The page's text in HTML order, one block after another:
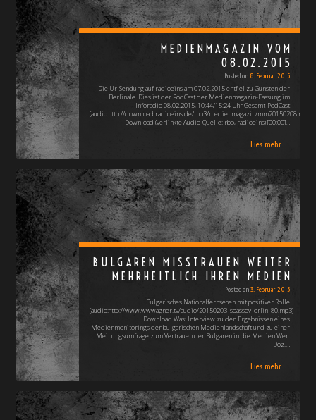
MEDIENMAGAZIN VOM
08.02.2015
Posted on 8. Februar 2015
Die Ur-Sendung auf radioeins am 07.02.2015 entfiel zu Gunsten der
Berlinale. Dies ist der PodCast der Medienmagazin-Fassung im
Inforadio 08.02.2015, 10:44/15:24 Uhr Gesamt-PodCast
[audio:http://download.radioeins.de/mp3/medienmagazin/mm20150208.mp3]
Download (verlinkte Audio-Quelle: rbb, radioeins) [00:00]…
Lies mehr ...
BULGAREN MISSTRAUEN WEITER
MEHRHEITLICH IHREN MEDIEN
Posted on3. Februar 2015
Bulgarisches Nationalfernsehen mit positiver Rolle
[audio:http://www.wwwagner.tv/audio/20150203_spassov_orlin_80.mp3]
Download Was: Interview zu den Ergebnissen eines
Medienmonitorings der bulgarischen Medienlandschaft und zu einer
Meinungsumfrage zum Vertrauen der Bulgaren in die Medien Wer:
Doz.…
Lies mehr ...